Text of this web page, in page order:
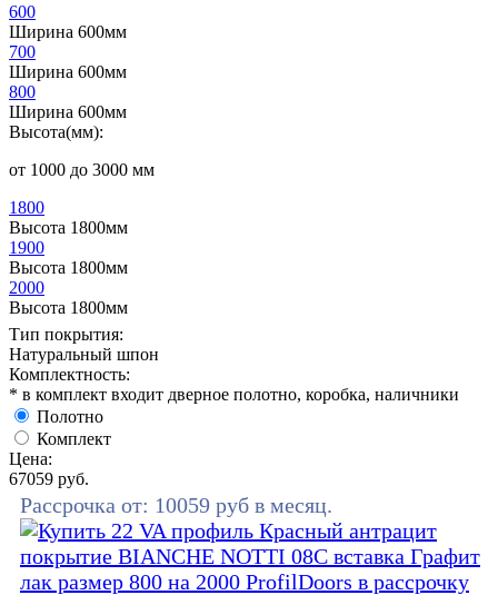
600
Ширина 600мм
700
Ширина 600мм
800
Ширина 600мм
Высота(мм):
от 1000 до 3000 мм
1800
Высота 1800мм
1900
Высота 1800мм
2000
Высота 1800мм
Тип покрытия:
Натуральный шпон
Комплектность:
* в комплект входит дверное полотно, коробка, наличники
Полотно
Комплект
Цена:
67059 руб.
Рассрочка от: 10059 руб в месяц.